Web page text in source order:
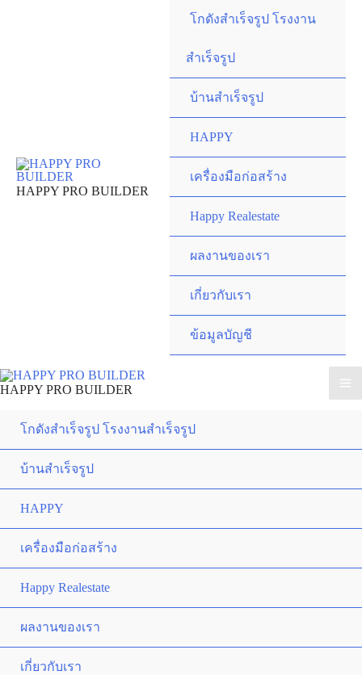
HAPPY PRO BUILDER
โกดังสำเร็จรูป โรงงาน
สำเร็จรูป
บ้านสำเร็จรูป
HAPPY
เครื่องมือก่อสร้าง
Happy Realestate
ผลงานของเรา
เกี่ยวกับเรา
ข้อมูลบัญชี
HAPPY PRO BUILDER
โกดังสำเร็จรูป โรงงานสำเร็จรูป
บ้านสำเร็จรูป
HAPPY
เครื่องมือก่อสร้าง
Happy Realestate
ผลงานของเรา
เกี่ยวกับเรา